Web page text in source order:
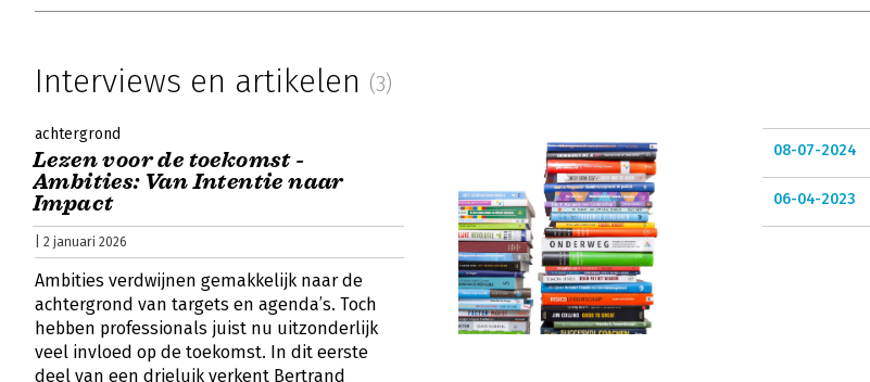
Interviews en artikelen (3)
achtergrond
Lezen voor de toekomst -
Ambities: Van Intentie naar
Impact
| 2 januari 2026
Ambities verdwijnen gemakkelijk naar de
achtergrond van targets en agenda’s. Toch
hebben professionals juist nu uitzonderlijk
veel invloed op de toekomst. In dit eerste
deel van een drieluik verkent Bertrand
08-07-2024
06-04-2023